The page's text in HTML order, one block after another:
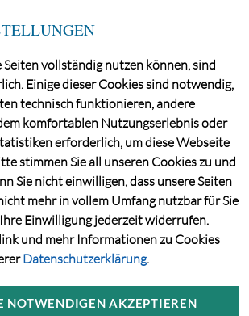
Grundstücksauktionen AG
UND VERTRAGSBEDINGUNGEN
Seiten vollständig nutzen können, sind
Einige dieser Cookies sind notwendig,
technisch funktionieren, andere
komfortablen Nutzungserlebnis oder
erforderlich, um diese Webseite
stimmen Sie all unseren Cookies zu und
Sie nicht einwilligen, dass unsere Seiten
mehr in vollem Umfang nutzbar für Sie
Einwilligung jederzeit widerrufen.
und mehr Informationen zu Cookies
Datenschutzerklärung.
NOTWENDIGEN AKZEPTIEREN